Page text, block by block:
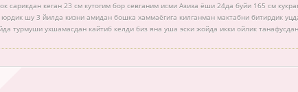
сарикдан кеган 23 см кутогим бор севганим исми Азиза ёши 24да буйи 165 см
шу 3 йилда кизни амидан бошка хаммаёгига килганман мактабни битирдик
турмуши ухшамасдан кайтиб келди биз яна уша эски жойда икки ойлик